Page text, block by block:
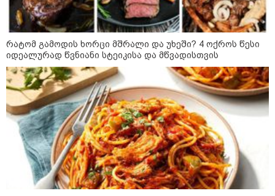
თელავის მერი
14:15 / 06-08-2026
ქუთაისში "ავტო გალერის"
ახალი მულტიბრენდული სივრცე
გაიხსნა
14:09 / 06-08-2026
დამტკიცდა საგზაო
უსაფრთხოების ეროვნული
სტრატეგია, რომელიც საგზაო
შემთხვევების შედეგად
დაშავებულთა და დაღუპულთა
რატომ გამოდის ხორცი მშრალი და უხეში? 4 ოქროს წესი
იდეალურად წვნიანი სტეიკისა და მწვადისთვის